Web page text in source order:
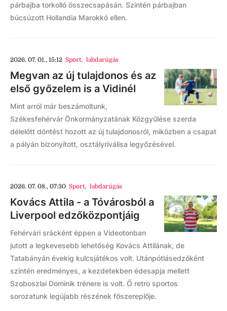
párbajba torkolló összecsapásán. Szintén párbajban
búcsúzott Hollandia Marokkó ellen.
2026. 07. 01., 15:12 Sport, labdarúgás
Megvan az új tulajdonos és az
első győzelem is a Vidinél
Mint arról már beszámoltunk,
Székesfehérvár Önkormányzatának Közgyűlése szerda
délelőtt döntést hozott az új tulajdonosról, miközben a csapat
a pályán bizonyított, osztályriválisa legyőzésével.
2026. 07. 08., 07:30 Sport, labdarúgás
Kovács Attila - a Tóvárosból a
Liverpool edzőközpontjáig
Fehérvári srácként éppen a Videotonban
jutott a legkevesebb lehetőség Kovács Attilának, de
Tatabányán évekig kulcsjátékos volt. Utánpótlásedzőként
szintén eredményes, a kezdetekben édesapja mellett
Szoboszlai Dominik trénere is volt. Ő retro sportos
sorozatunk legújabb részének főszereplője.